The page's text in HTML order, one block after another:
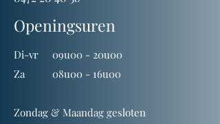
Openingsuren
Di-vr 09u00 - 20u00
Za 08u00 - 16u00
Zondag & Maandag gesloten